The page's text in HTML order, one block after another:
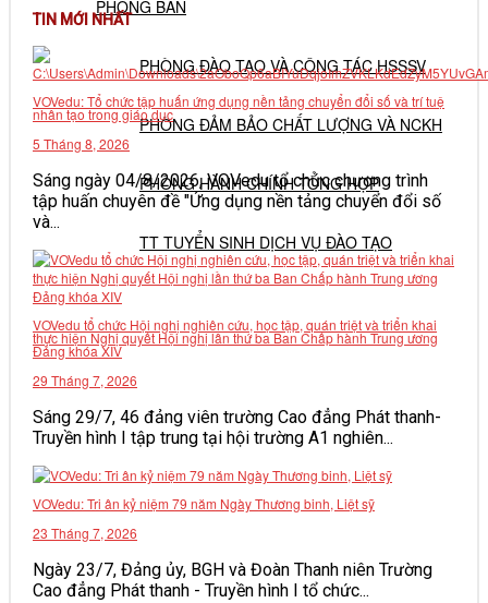
PHÒNG BAN
PHÒNG ĐÀO TẠO VÀ CÔNG TÁC HSSSV
PHÒNG ĐẢM BẢO CHẤT LƯỢNG VÀ NCKH
PHÒNG HÀNH CHÍNH TỔNG HỢP
TT TUYỂN SINH DỊCH VỤ ĐÀO TẠO
NGHIÊN CỨU KHOA HỌC
VĂN BẢN
THƯ VIỆN
TIN MỚI NHẤT
VOVedu: Tổ chức tập huấn ứng dụng nền tảng chuyển đổi số và trí tuệ
nhân tạo trong giáo dục
5 Tháng 8, 2026
Sáng ngày 04/8/2026, VOVedu tổ chức chương trình
tập huấn chuyên đề "Ứng dụng nền tảng chuyển đổi số
và...
VOVedu tổ chức Hội nghị nghiên cứu, học tập, quán triệt và triển khai
thực hiện Nghị quyết Hội nghị lần thứ ba Ban Chấp hành Trung ương
Đảng khóa XIV
29 Tháng 7, 2026
Sáng 29/7, 46 đảng viên trường Cao đẳng Phát thanh-
Truyền hình I tập trung tại hội trường A1 nghiên...
VOVedu: Tri ân kỷ niệm 79 năm Ngày Thương binh, Liệt sỹ
23 Tháng 7, 2026
Ngày 23/7, Đảng ủy, BGH và Đoàn Thanh niên Trường
Cao đẳng Phát thanh - Truyền hình I tổ chức...